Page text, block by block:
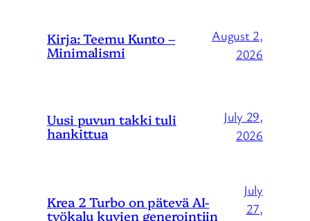
Kirja: Teemu Kunto –
Minimalismi
August 2,
2026
Uusi puvun takki tuli
hankittua
July 29,
2026
Krea 2 Turbo on pätevä AI-
työkalu kuvien generointiin
July
27,